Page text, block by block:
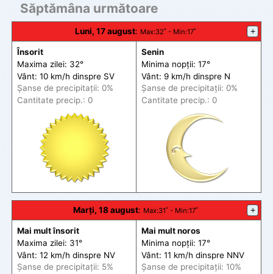
Săptămâna următoare
Luni, 17 august: Max:32˚ - Min:17˚ +
Însorit
Maxima zilei: 32°
Vânt: 10 km/h dinspre SV
Șanse de precipitații: 0%
Cantitate precip.: 0
Senin
Minima nopții: 17°
Vânt: 9 km/h dinspre N
Șanse de precipitații: 0%
Cantitate precip.: 0
Marți, 18 august: Max:31˚ - Min:17˚ +
Mai mult însorit
Maxima zilei: 31°
Vânt: 12 km/h dinspre NV
Șanse de precipitații: 5%
Mai mult noros
Minima nopții: 17°
Vânt: 11 km/h dinspre NNV
Șanse de precipitații: 10%